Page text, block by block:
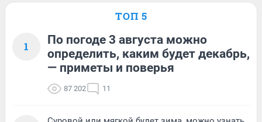
ТОП 5
1
По погоде 3 августа можно
определить, каким будет декабрь,
— приметы и поверья
87 202 11